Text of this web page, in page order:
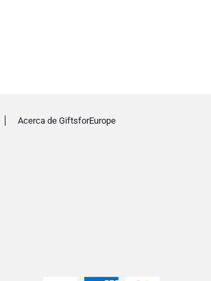
Acerca de GiftsforEurope